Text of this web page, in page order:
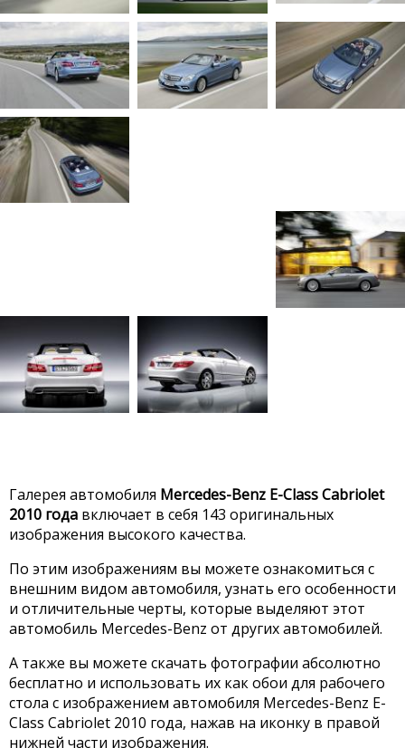
Галерея автомобиля Mercedes-Benz E-Class Cabriolet
2010 года включает в себя 143 оригинальных
изображения высокого качества.
По этим изображениям вы можете ознакомиться с
внешним видом автомобиля, узнать его особенности
и отличительные черты, которые выделяют этот
автомобиль Mercedes-Benz от других автомобилей.
А также вы можете скачать фотографии абсолютно
бесплатно и использовать их как обои для рабочего
стола с изображением автомобиля Mercedes-Benz E-
Class Cabriolet 2010 года, нажав на иконку в правой
нижней части изображения.